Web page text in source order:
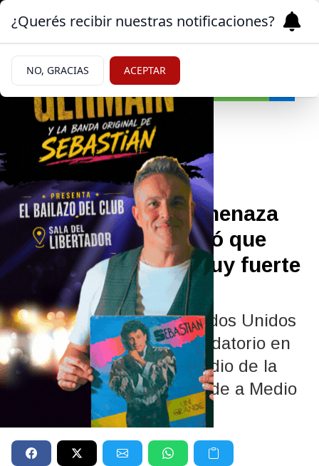
Mundo
11/06/2026
Trump redobló la amenaza
contra Irán y advirtió que
habrá un ataque "muy fuerte
esta noche"
El presidente de los Estados Unidos
publicó un mensaje intimidatorio en
sus redes sociales en medio de la
escalada militar que sacude a Medio
¿Querés recibir nuestras notificaciones?
NO, GRACIAS ACEPTAR